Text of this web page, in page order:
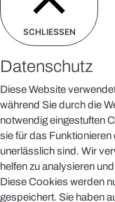
SCHLIESSEN
Datenschutz
Diese Website
während Sie durch die
notwendig eingestuften
sie für das
unerlässlich sind. Wir
helfen zu analysieren
Diese Cookies werden
gespeichert. Sie haben